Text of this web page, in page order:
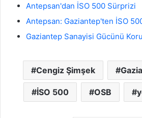
Antepsan'dan İSO 500 Sürprizi
Antepsan: Gaziantep'ten İSO
Gaziantep Sanayisi Gücünü
Cengiz Şimşek
İSO 500 OSB